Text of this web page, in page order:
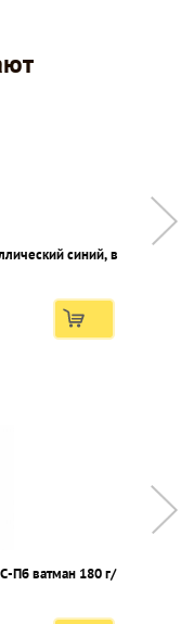
синий, в
Пб ватман 180 г/